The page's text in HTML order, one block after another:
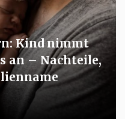
Kind nimmt
an – Nachteile,